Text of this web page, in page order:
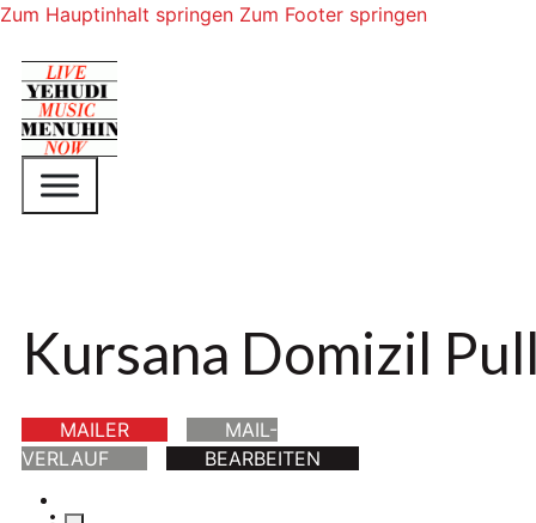
Zum Hauptinhalt springen Zum Footer springen
Kursana Domizil
MAILER
MAIL-
VERLAUF
BEARBEITEN